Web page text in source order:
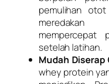
pemulihan
mempercepat
setelah latihan.
Mudah Diserap
whey protein